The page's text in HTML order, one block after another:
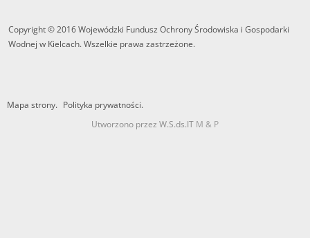
Copyright © 2016 Wojewódzki Fundusz Ochrony Środowiska i Gospodarki
Wodnej w Kielcach. Wszelkie prawa zastrzeżone.
Mapa strony. Polityka prywatności.
Utworzono przez W.S.ds.IT M & P